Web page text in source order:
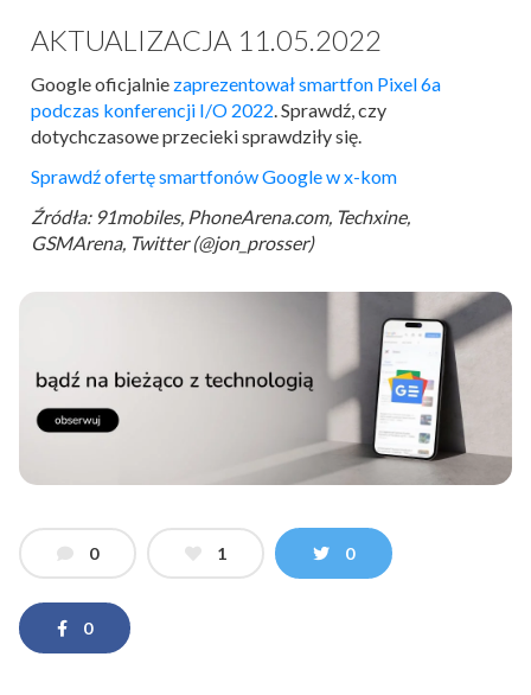
AKTUALIZACJA 11.05.2022
Google oficjalnie zaprezentował smartfon Pixel 6a
podczas konferencji I/O 2022. Sprawdź, czy
dotychczasowe przecieki sprawdziły się.
Sprawdź ofertę smartfonów Google w x-kom
Źródła: 91mobiles, PhoneArena.com, Techxine,
GSMArena, Twitter (@jon_prosser)
0 1 0
0